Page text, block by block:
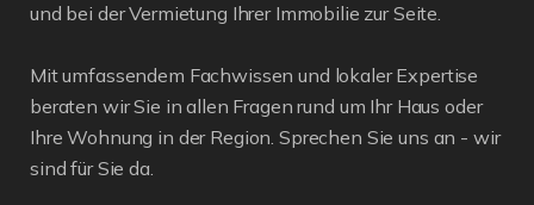
und bei der Vermietung Ihrer Immobilie zur Seite.
Mit umfassendem Fachwissen und lokaler Expertise
beraten wir Sie in allen Fragen rund um Ihr Haus oder
Ihre Wohnung in der Region. Sprechen Sie uns an - wir
sind für Sie da.